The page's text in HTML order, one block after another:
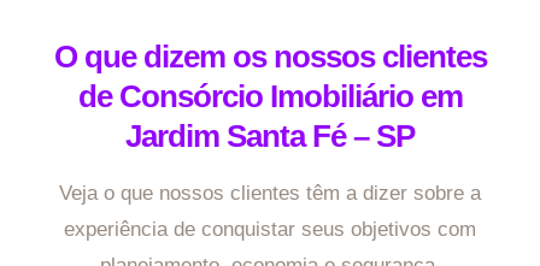
O que dizem os nossos clientes
de Consórcio Imobiliário em
Jardim Santa Fé – SP
Veja o que nossos clientes têm a dizer sobre a
experiência de conquistar seus objetivos com